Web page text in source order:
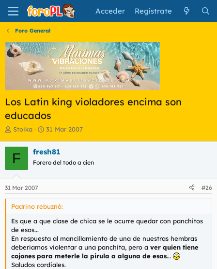
Acceder Regístrate
Foro General
Los Latin king violadores encima son
educados
I
i
c
i
a
d
o
r
d
l
t
e
m
a
Stoika
F
h
a
e
n
i
i
31 Mar 2007
F fresh81
Forero del todo a cien
31 Mar 2007 #26
Padrino rebuznó:
Es que a que clase de chica se le ocurre quedar con panchitos
de esos...
En respuesta al mancillamiento de una de nuestras hembras
deberiamos violentar a una panchita, pero a ver quien tiene
cojones para meterle la pirula a alguna de esas...
Saludos cordiales.